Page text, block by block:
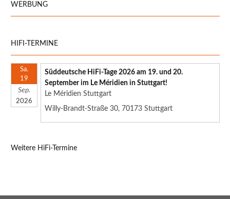
WERBUNG
HIFI-TERMINE
Sa.
19
Sep.
2026
Süddeutsche HiFi-Tage 2026 am 19. und 20.
September im Le Méridien in Stuttgart!
Le Méridien Stuttgart
Willy-Brandt-Straße 30, 70173 Stuttgart
Weitere HiFi-Termine